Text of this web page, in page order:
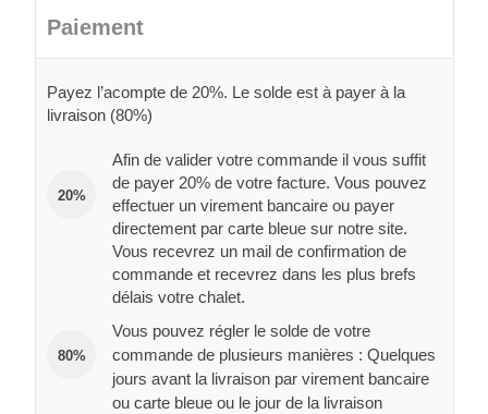
Paiement
Payez l’acompte de 20%. Le solde est à payer à la
livraison (80%)
20%
Afin de valider votre commande il vous suffit
de payer 20% de votre facture. Vous pouvez
effectuer un virement bancaire ou payer
directement par carte bleue sur notre site.
Vous recevrez un mail de confirmation de
commande et recevrez dans les plus brefs
délais votre chalet.
80%
Vous pouvez régler le solde de votre
commande de plusieurs manières : Quelques
jours avant la livraison par virement bancaire
ou carte bleue ou le jour de la livraison